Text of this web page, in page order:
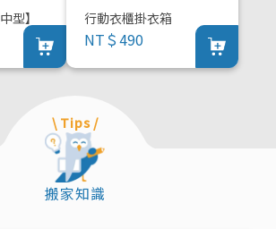
型】 行動衣櫃掛衣箱
NT＄490
\ Tips /
搬家知識